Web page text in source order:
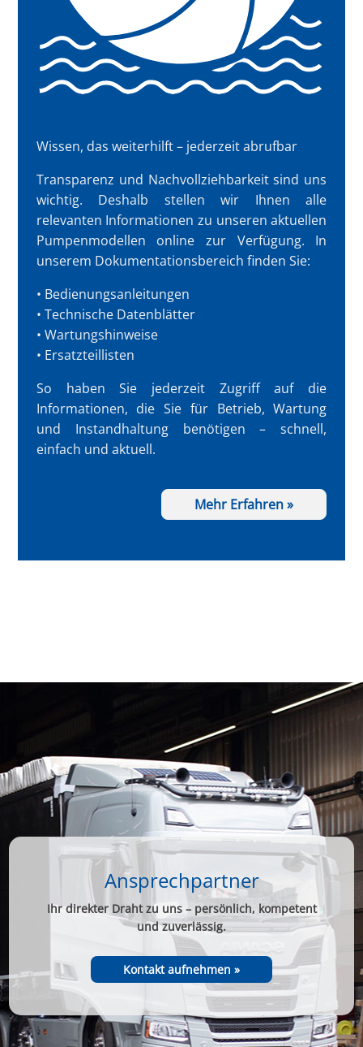
Wissen, das weiterhilft – jederzeit abrufbar
Transparenz und Nachvollziehbarkeit sind uns
wichtig. Deshalb stellen wir Ihnen alle
relevanten Informationen zu unseren aktuellen
Pumpenmodellen online zur Verfügung. In
unserem Dokumentationsbereich finden Sie:
• Bedienungsanleitungen
• Technische Datenblätter
• Wartungshinweise
• Ersatzteillisten
So haben Sie jederzeit Zugriff auf die
Informationen, die Sie für Betrieb, Wartung
und Instandhaltung benötigen – schnell,
einfach und aktuell.
Mehr Erfahren »
Ansprechpartner
Ihr direkter Draht zu uns – persönlich, kompetent
und zuverlässig.
Kontakt aufnehmen »